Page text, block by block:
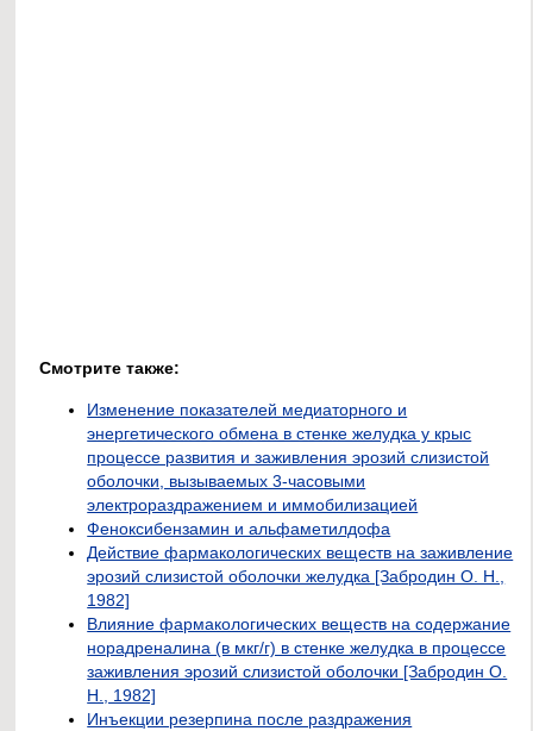
Смотрите также:
Изменение показателей медиаторного и
энергетического обмена в стенке желудка у крыс
процессе развития и заживления эрозий слизистой
оболочки, вызываемых 3-часовыми
электрораздражением и иммобилизацией
Феноксибензамин и альфаметилдофа
Действие фармакологических веществ на заживление
эрозий слизистой оболочки желудка [Забродин О. Н.,
1982]
Влияние фармакологических веществ на содержание
норадреналина (в мкг/г) в стенке желудка в процессе
заживления эрозий слизистой оболочки [Забродин О.
Н., 1982]
Инъекции резерпина после раздражения